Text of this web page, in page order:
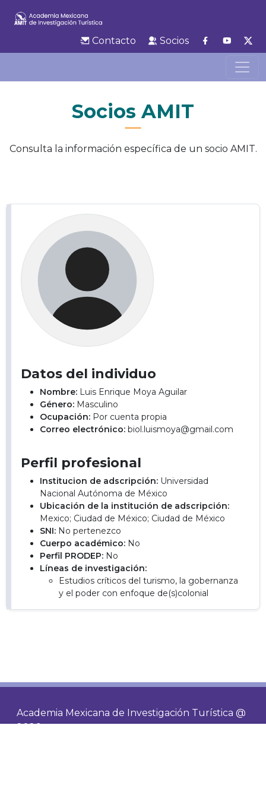
Contacto Socios
Socios AMIT
Consulta la información específica de un socio AMIT.
Datos del individuo
Nombre: Luis Enrique Moya Aguilar
Género: Masculino
Ocupación: Por cuenta propia
Correo electrónico: biol.luismoya@gmail.com
Perfil profesional
Institucion de adscripción: Universidad
Nacional Autónoma de México
Ubicación de la institución de adscripción:
Mexico; Ciudad de México; Ciudad de México
SNI: No pertenezco
Cuerpo académico: No
Perfil PRODEP: No
Líneas de investigación:
Estudios críticos del turismo, la gobernanza
y el poder con enfoque de(s)colonial
Academia Mexicana de Investigación Turística @
2026